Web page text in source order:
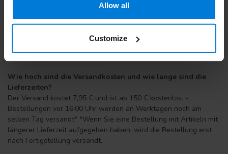
Allow all
Customize
Grundpreis: 6,94 /
Wie hoch sind die Versandkosten und wie lange sind die
Lieferzeiten?
Der Versand kostet 7,95 € und ist ab 150 € kostenlos. -
Bestellungen vor 16:00 Uhr werden an Werktagen noch am
selben Tag versandt* *Wenn Sie eine Bestellung mit Artikeln mit
längerer Lieferzeit aufgegeben haben, wird die Bestellung erst
nach Fertigstellung versandt.